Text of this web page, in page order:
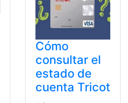
Cómo
consultar el
estado de
cuenta Tricot